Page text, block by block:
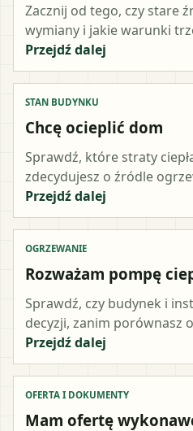
Zacznij od tego, czy stare
wymiany i jakie warunki
Przejdź dalej
STAN BUDYNKU
Chcę ocieplić dom
Sprawdź, które straty
zdecydujesz o źródle
Przejdź dalej
OGRZEWANIE
Rozważam pompę
Sprawdź, czy budynek i
decyzji, zanim porównasz
Przejdź dalej
OFERTA I DOKUMENTY
Mam ofertę